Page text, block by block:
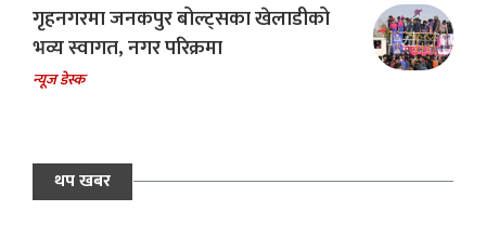
गृहनगरमा जनकपुर बोल्ट्सका खेलाडीको
भव्य स्वागत, नगर परिक्रमा
न्यूज डेस्क
थप खबर